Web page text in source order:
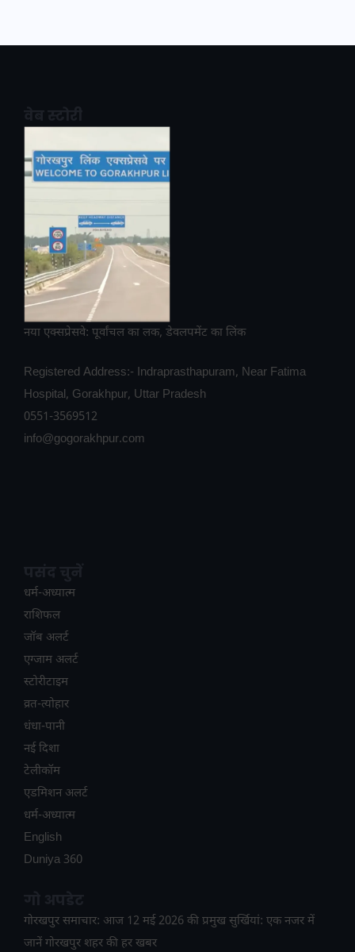
नया एक्सप्रेसवे: पूर्वांचल का लक, डेवलपमेंट का लिंक
Registered Address:- Indraprasthapuram, Near Fatima
Hospital, Gorakhpur, Uttar Pradesh
0551-3569512
info@gogorakhpur.com
धर्म-अध्यात्म
राशिफल
जॉब अलर्ट
एग्जाम अलर्ट
स्टोरीटाइम
व्रत-त्योहार
धंधा-पानी
नई दिशा
टेलीकॉम
ए​डमिशन अलर्ट
धर्म-अध्यात्म
English
Duniya 360
गोरखपुर समाचार: आज 12 मई 2026 की प्रमुख सुर्खियां: एक नजर में
जानें गोरखपुर शहर की हर खबर